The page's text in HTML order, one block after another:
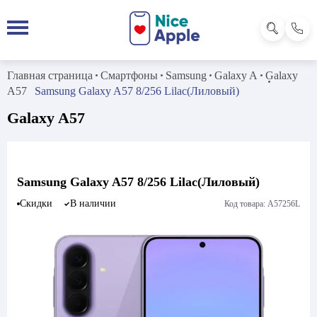
Главная страница Смартфоны Samsung Galaxy A
Galaxy
A57
Samsung Galaxy A57 8/256 Lilac(Лиловый)
Galaxy A57
Samsung Galaxy A57 8/256 Lilac(Лиловый)
Скидки В наличии Код товара: A57256L